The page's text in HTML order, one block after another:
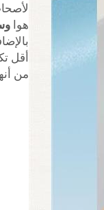
هوا
أقل
من